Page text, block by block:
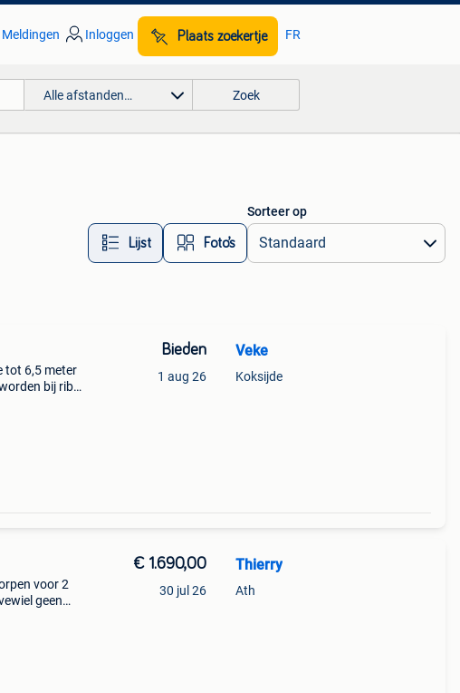
Meldingen Inloggen Plaats zoekertje FR
Alle afstanden… Zoek
Lijst Foto’s
Sorteer op
tot 6,5 meter
bij riba
Bieden
1 aug 26
Veke
Koksijde
voor 2
geen
€ 1.690,00
30 jul 26
Thierry
Ath